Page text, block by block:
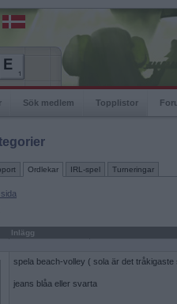
Sök medlem Topplistor
Ordlekar IRL-spel Turneringar
Inlägg
spela beach-volley ( sola är det tråkigaste
jeans blåa eller svarta